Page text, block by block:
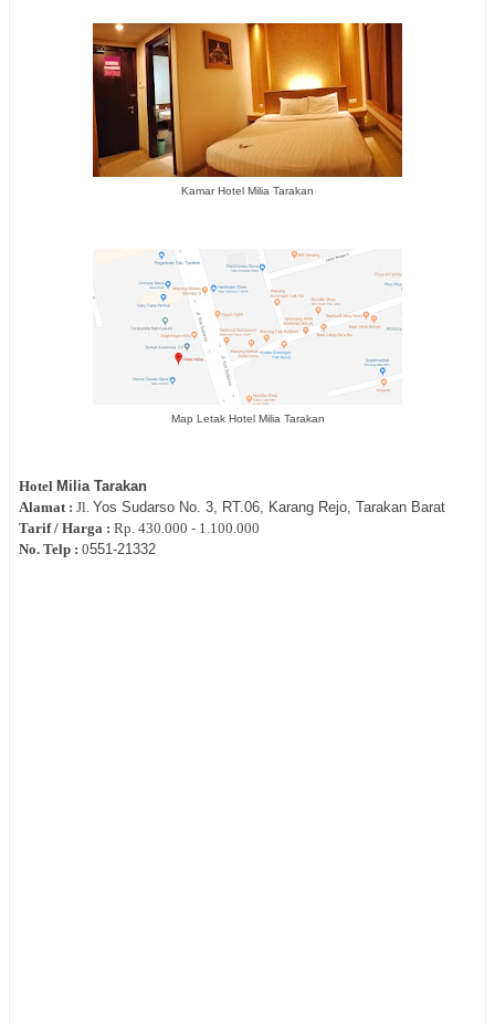
Kamar Hotel Milia Tarakan
Map Letak Hotel Milia Tarakan
Hotel Milia Tarakan
Alamat : Jl. Yos Sudarso No. 3, RT.06, Karang Rejo, Tarakan Barat
Tarif / Harga : Rp. 430.000 - 1.100.000
No. Telp : 0551-21332